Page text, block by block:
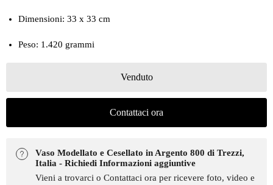
Dimensioni: 33 x 33 cm
Peso: 1.420 grammi
Venduto
Contattaci ora
Vaso Modellato e Cesellato in Argento 800 di Trezzi,
Italia - Richiedi Informazioni aggiuntive
Vieni a trovarci o Contattaci ora per ricevere foto, video e